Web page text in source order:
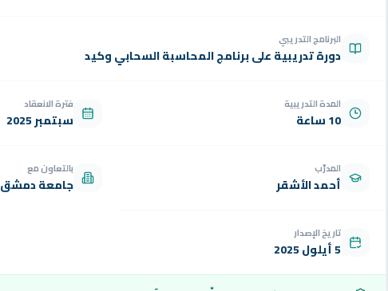
البرنامج التدريبي
دورة تدريبية على برنامج المحاسبة السحابي وكيد
المدة التدريبية
10 ساعة
فترة الانعقاد
سبتمبر 2025
المدرّب
أحمد الأشقر
بالتعاون مع
جامعة دمشق
تاريخ الإصدار
5 أيلول 2025